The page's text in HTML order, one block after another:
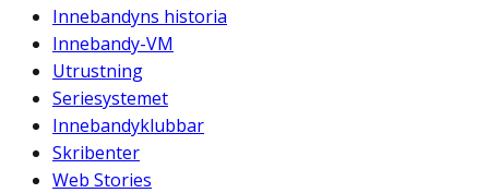
Innebandyns historia
Innebandy-VM
Utrustning
Seriesystemet
Innebandyklubbar
Skribenter
Web Stories